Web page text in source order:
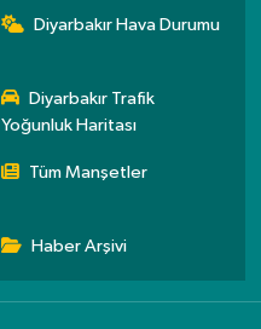
Diyarbakır Hava Durumu
Diyarbakır Trafik
Yoğunluk Haritası
Tüm Manşetler
Haber Arşivi